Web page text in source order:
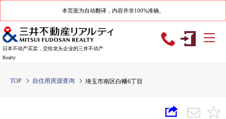
本页面为自动翻译，内容并非100%准确。
日本不动产买卖，交给龙头企业的三井不动产
Realty
TOP 自住用房源查询 埼玉市南区白幡6丁目